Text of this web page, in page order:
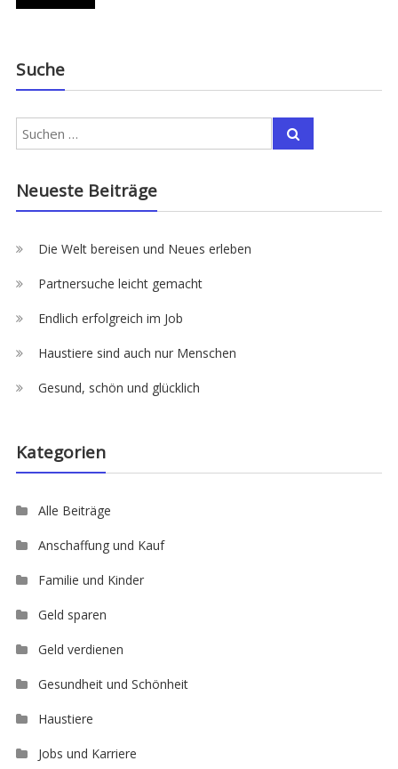
Suche
Neueste Beiträge
Die Welt bereisen und Neues erleben
Partnersuche leicht gemacht
Endlich erfolgreich im Job
Haustiere sind auch nur Menschen
Gesund, schön und glücklich
Kategorien
Alle Beiträge
Anschaffung und Kauf
Familie und Kinder
Geld sparen
Geld verdienen
Gesundheit und Schönheit
Haustiere
Jobs und Karriere